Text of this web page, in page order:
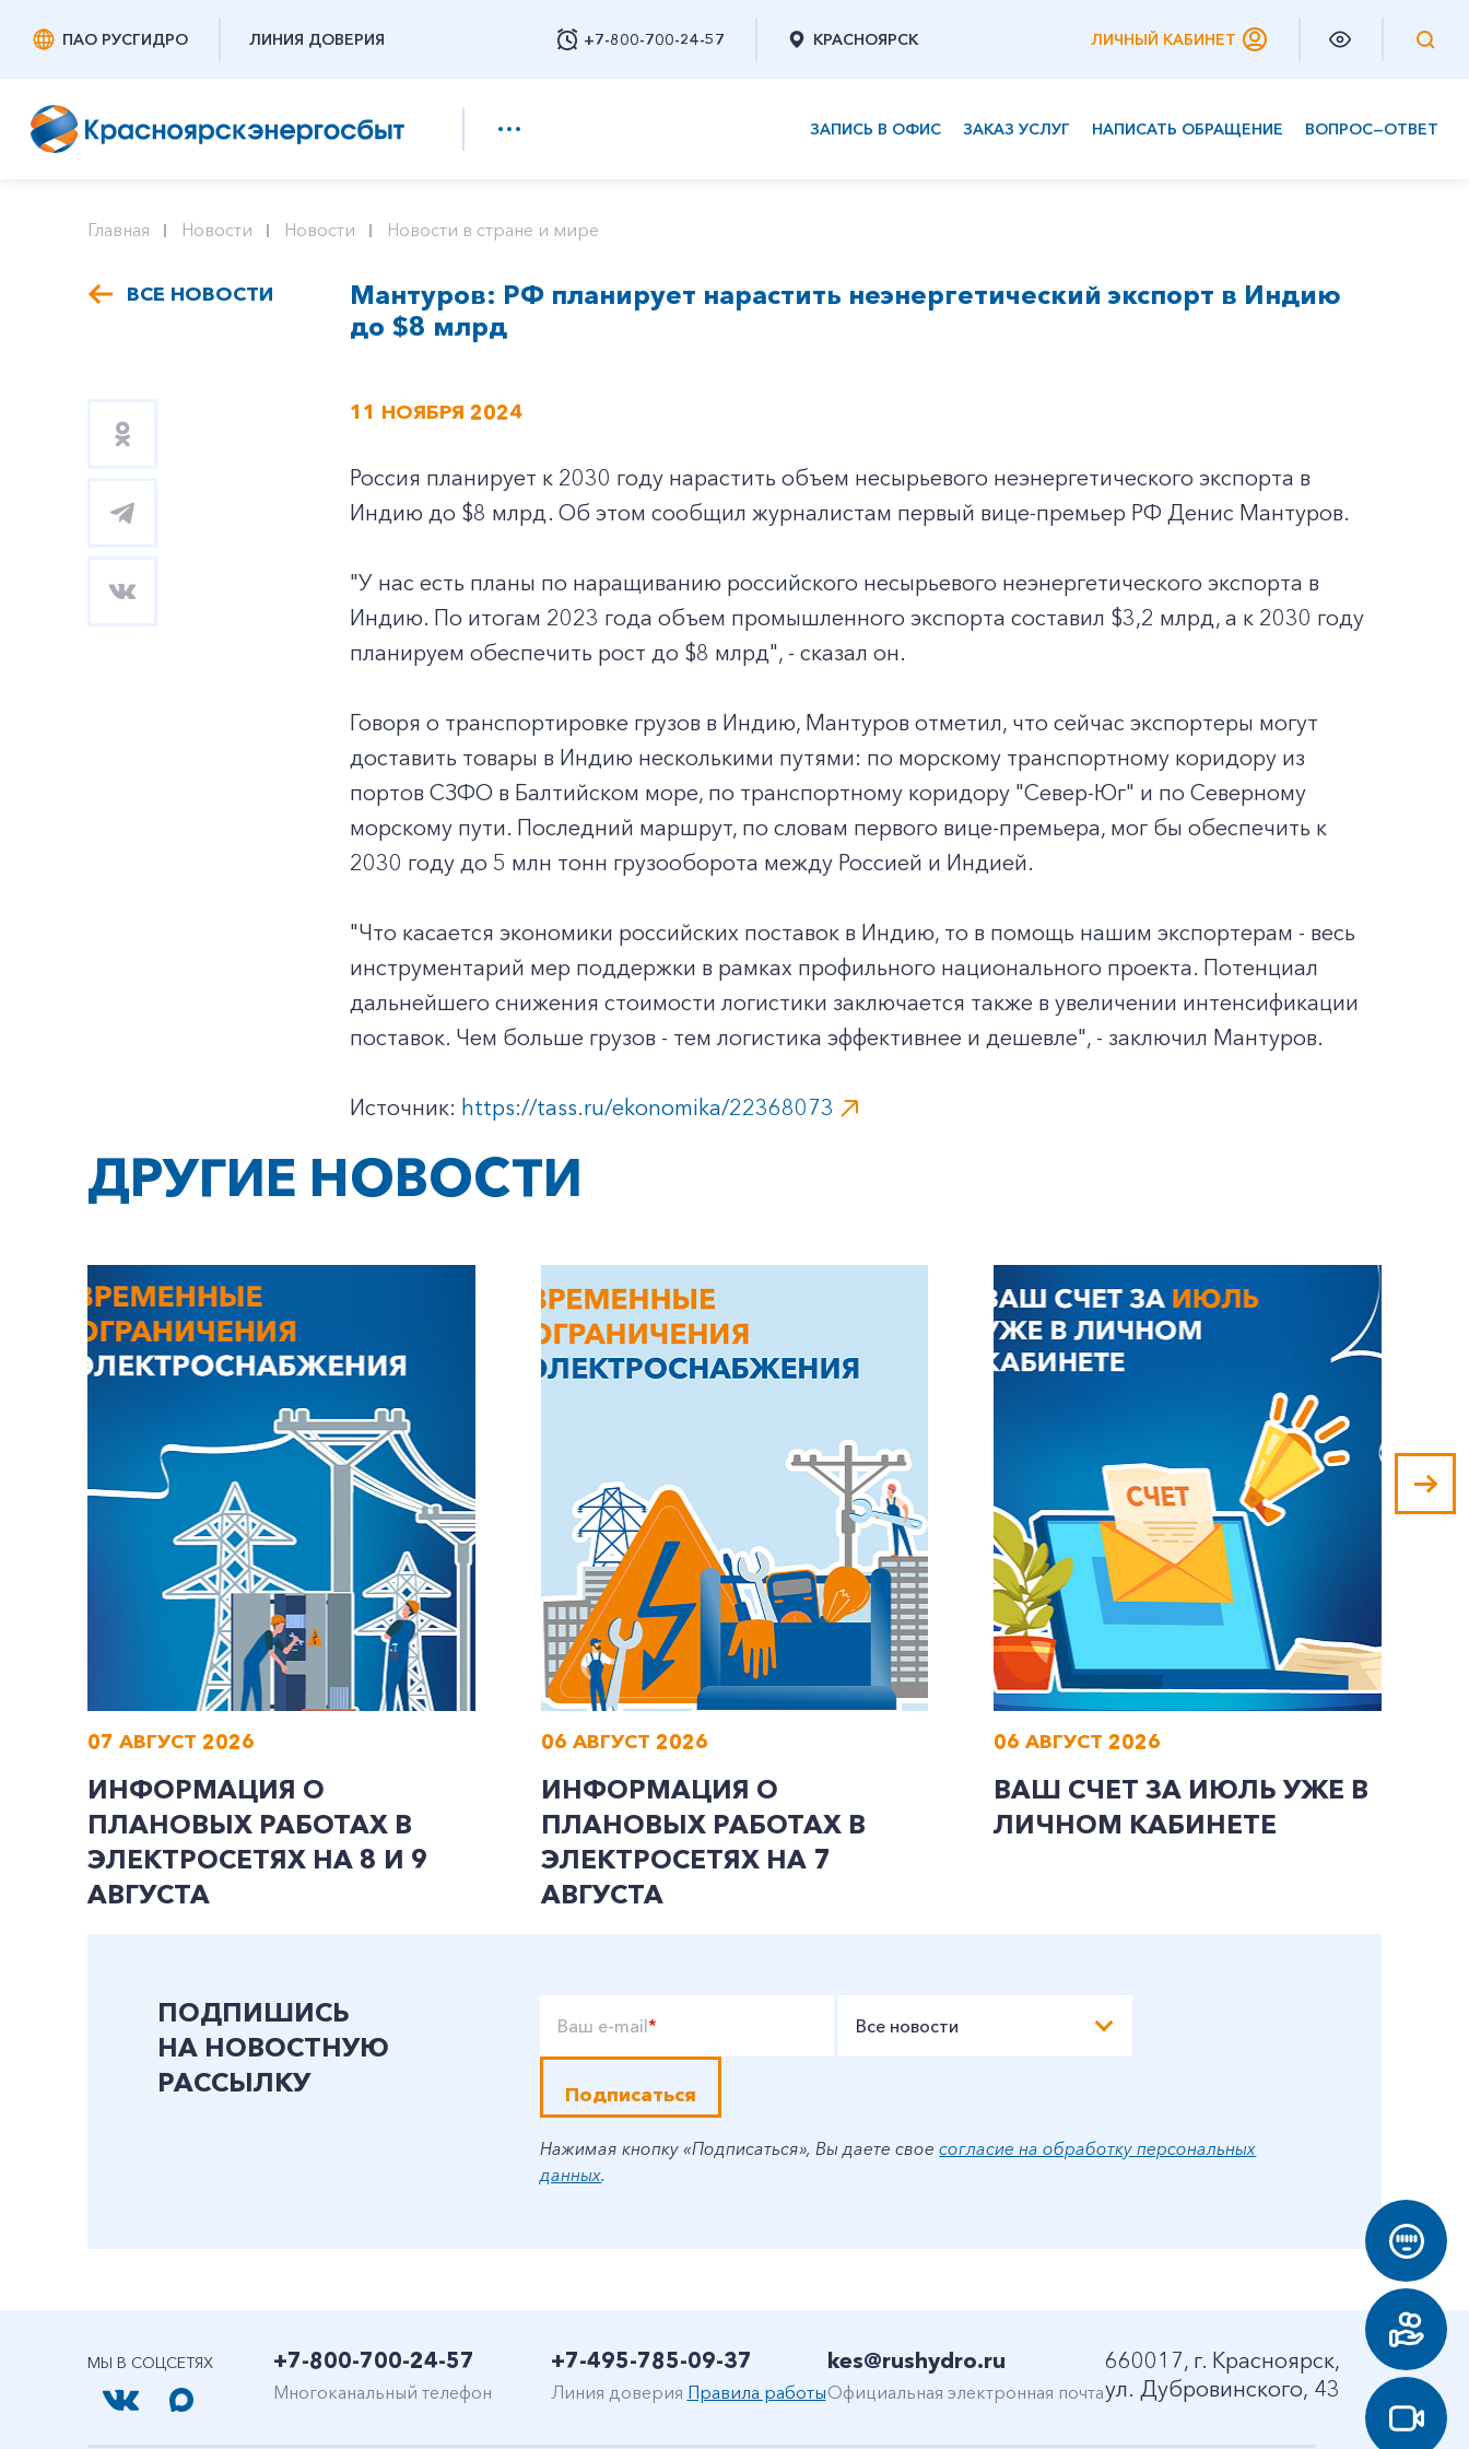
ПАО РУСГИДРО ЛИНИЯ ДОВЕРИЯ +7-800-700-24-57
Заказать обратный звонок
КРАСНОЯРСК ЛИЧНЫЙ КАБИНЕТ
ЗАПИСЬ В ОФИС ЗАКАЗ УСЛУГ НАПИСАТЬ ОБРАЩЕНИЕ ВОПРОС—ОТВЕТ
+7-800-700-24-57
Заказать обратный звонок
Главная Новости Новости Новости в стране и мире
ВСЕ НОВОСТИ
Мантуров: РФ планирует нарастить неэнергетический экспорт в Индию
до $8 млрд
11 НОЯБРЯ 2024
Россия планирует к 2030 году нарастить объем несырьевого неэнергетического экспорта в
Индию до $8 млрд. Об этом сообщил журналистам первый вице-премьер РФ Денис Мантуров.
"У нас есть планы по наращиванию российского несырьевого неэнергетического экспорта в
Индию. По итогам 2023 года объем промышленного экспорта составил $3,2 млрд, а к 2030 году
планируем обеспечить рост до $8 млрд", - сказал он.
Говоря о транспортировке грузов в Индию, Мантуров отметил, что сейчас экспортеры могут
доставить товары в Индию несколькими путями: по морскому транспортному коридору из
портов СЗФО в Балтийском море, по транспортному коридору "Север-Юг" и по Северному
морскому пути. Последний маршрут, по словам первого вице-премьера, мог бы обеспечить к
2030 году до 5 млн тонн грузооборота между Россией и Индией.
"Что касается экономики российских поставок в Индию, то в помощь нашим экспортерам - весь
инструментарий мер поддержки в рамках профильного национального проекта. Потенциал
дальнейшего снижения стоимости логистики заключается также в увеличении интенсификации
поставок. Чем больше грузов - тем логистика эффективнее и дешевле", - заключил Мантуров.
Источник: https://tass.ru/ekonomika/22368073
ДРУГИЕ НОВОСТИ
07 АВГУСТ 2026
ИНФОРМАЦИЯ О
ПЛАНОВЫХ РАБОТАХ В
ЭЛЕКТРОСЕТЯХ НА 8 И 9
АВГУСТА
06 АВГУСТ 2026
ИНФОРМАЦИЯ О
ПЛАНОВЫХ РАБОТАХ В
ЭЛЕКТРОСЕТЯХ НА 7
АВГУСТА
06 АВГУСТ 2026
ВАШ СЧЕТ ЗА ИЮЛЬ УЖЕ В
ЛИЧНОМ КАБИНЕТЕ
ПОДПИШИСЬ
НА НОВОСТНУЮ
РАССЫЛКУ
Ваш e-mail* Все новости
Подписаться
Нажимая кнопку «Подписаться», Вы даете своесогласие на обработку персональных
данных.
МЫ В СОЦСЕТЯХ +7-800-700-24-57
Многоканальный телефон
+7-495-785-09-37
Линия доверия Правила работы
kes@rushydro.ru
Официальная электронная почта
660017, г. Красноярск,
ул. Дубровинского, 43